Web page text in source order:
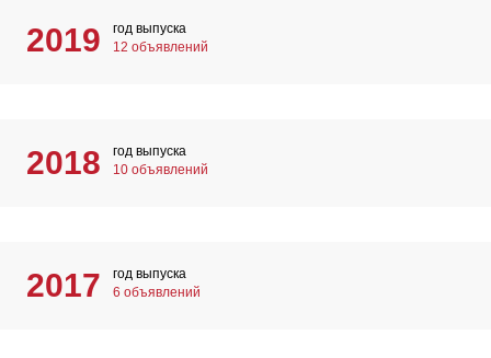
2019
год выпуска
12 объявлений
2018
год выпуска
10 объявлений
2017
год выпуска
6 объявлений